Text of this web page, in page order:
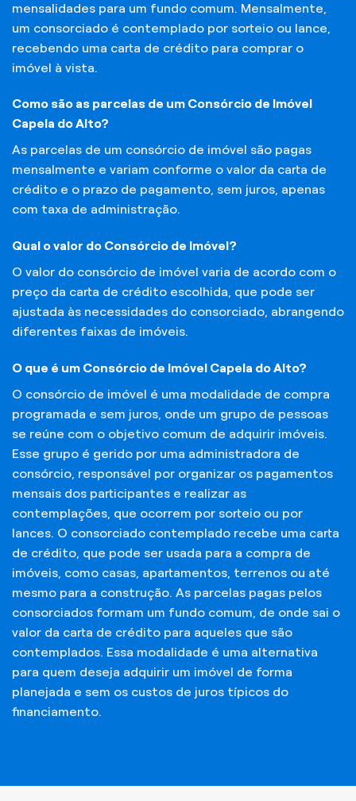
mensalidades para um fundo comum. Mensalmente,
um consorciado é contemplado por sorteio ou lance,
recebendo uma carta de crédito para comprar o
imóvel à vista.
Como são as parcelas de um Consórcio de Imóvel
Capela do Alto?
As parcelas de um consórcio de imóvel são pagas
mensalmente e variam conforme o valor da carta de
crédito e o prazo de pagamento, sem juros, apenas
com taxa de administração.
Qual o valor do Consórcio de Imóvel?
O valor do consórcio de imóvel varia de acordo com o
preço da carta de crédito escolhida, que pode ser
ajustada às necessidades do consorciado, abrangendo
diferentes faixas de imóveis.
O que é um Consórcio de Imóvel Capela do Alto?
O consórcio de imóvel é uma modalidade de compra
programada e sem juros, onde um grupo de pessoas
se reúne com o objetivo comum de adquirir imóveis.
Esse grupo é gerido por uma administradora de
consórcio, responsável por organizar os pagamentos
mensais dos participantes e realizar as
contemplações, que ocorrem por sorteio ou por
lances. O consorciado contemplado recebe uma carta
de crédito, que pode ser usada para a compra de
imóveis, como casas, apartamentos, terrenos ou até
mesmo para a construção. As parcelas pagas pelos
consorciados formam um fundo comum, de onde sai o
valor da carta de crédito para aqueles que são
contemplados. Essa modalidade é uma alternativa
para quem deseja adquirir um imóvel de forma
planejada e sem os custos de juros típicos do
financiamento.